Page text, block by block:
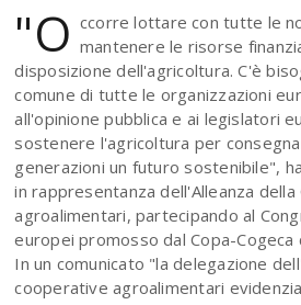
"O ccorre lottare con tutte le
mantenere le risorse
disposizione dell'agricoltura. C'è
comune di tutte le organizzazioni
all'opinione pubblica e ai legislatori
sostenere l'agricoltura per
generazioni un futuro sostenibile",
in rappresentanza dell'Alleanza
agroalimentari, partecipando al
europei promosso dal Copa-Cogeca
In un comunicato "la delegazione
cooperative agroalimentari